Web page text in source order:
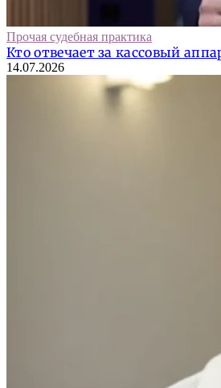
Прочая судебная практика
Кто отвечает за кассовый
14.07.2026